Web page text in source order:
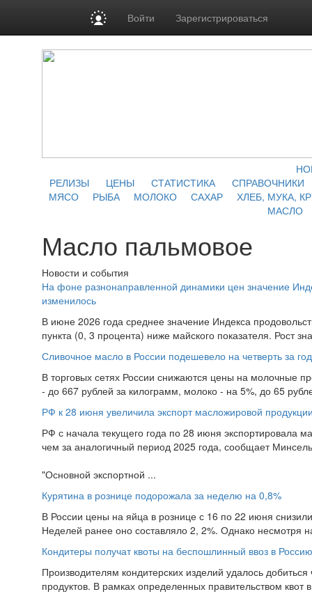
Войти Зарегистрироваться
РЕЛИЗЫ
ЦЕНЫ СТАТИСТИКА
СПРАВОЧНИКИ
МЯСО
РЫБА МОЛОКО САХАР
ХЛЕБ, МУКА,
МАСЛО
Масло пальмовое
Новости и события
На фоне разнонаправленной динамики цен значение
изменилось
В июне 2026 года среднее значение Индекса
пункта (0, 3 процента) ниже майского показателя. Рост
Сливочное масло в России подешевело на четверть за год
В торговых сетях России снижаются цены на молочные
- до 667 рублей за килограмм, молоко - на 5%, до 65
РФ к 28 июня увеличила экспорт масложировой
РФ с начала текущего года по 28 июня экспортировала
чем за аналогичный период 2025 года, сообщает
"Основной экспортной ...
Курятина в рознице подорожала за неделю на 0,8%
В России цены на яйца в рознице с 16 по 22 июня
Неделей ранее оно составляло 2, 2%. Однако несмотря
Кондитеры получат квоты на беспошлинный ввоз в
Производителям кондитерских изделий удалось
продуктов. В рамках определенных правительством